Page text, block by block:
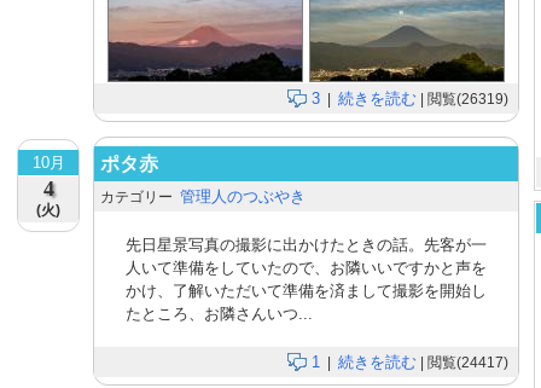
3 | 続きを読む | 閲覧(26319)
10月
4
(火)
ポタ赤
カテゴリー 管理人のつぶやき
先日星景写真の撮影に出かけたときの話。先客が一
人いて準備をしていたので、お隣いいですかと声を
かけ、了解いただいて準備を済まして撮影を開始し
たところ、お隣さんいつ...
1 | 続きを読む | 閲覧(24417)